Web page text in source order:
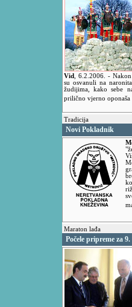
Vid 6.2.2006. - Nakon
su osvanuli na
žudijima, kako sebe
prilično vjerno
Tradicija
Novi Pokladnik
Maraton lađa
Počele pripreme za